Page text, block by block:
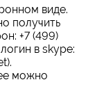
виде.
получить
+7 (499)
в skype:
можно